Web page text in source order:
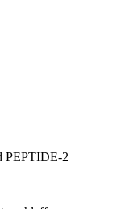
PEPTIDE-2